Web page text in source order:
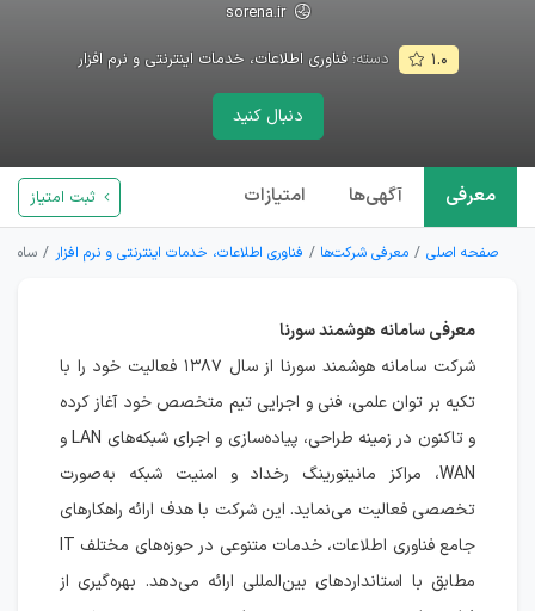
sorena.ir
۱.۰ دسته:فناوری اطلاعات، خدمات اینترنتی و نرم افزار
دنبال کنید
معرفی آگهی‌ها امتیازات ثبت امتیاز
صفحه اصلی معرفی شرکت‌ها فناوری اطلاعات، خدمات اینترنتی و نرم افزار
معرفی سامانه هوشمند سورنا
شرکت سامانه هوشمند سورنا از سال ۱۳۸۷ فعالیت خود را با
تکیه بر توان علمی، فنی و اجرایی تیم متخصص خود آغاز کرده
و تاکنون در زمینه طراحی، پیاده‌سازی و اجرای شبکه‌های LAN و
WAN، مراکز مانیتورینگ رخداد و امنیت شبکه به‌صورت
تخصصی فعالیت می‌نماید. این شرکت با هدف ارائه راهکارهای
جامع فناوری اطلاعات، خدمات متنوعی در حوزه‌های مختلف IT
مطابق با استانداردهای بین‌المللی ارائه می‌دهد. بهره‌گیری از